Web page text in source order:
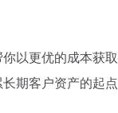
以更优的成本获
期客户资产的起点